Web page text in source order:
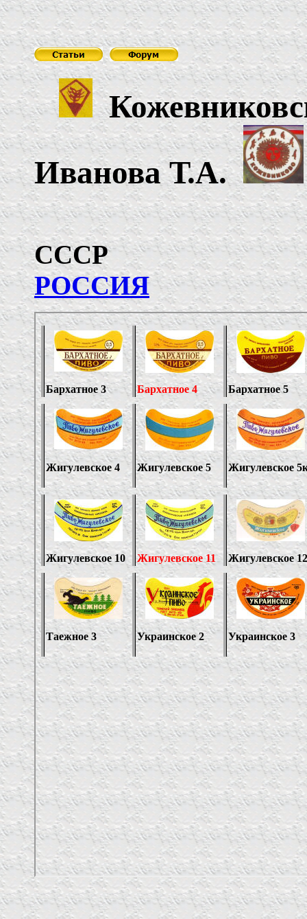
Иванова Т.А.
РОССИЯ